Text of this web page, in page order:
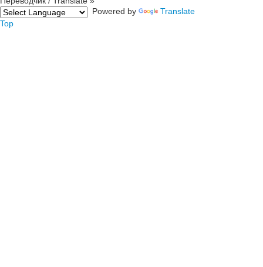
Powered by
Translate
Top